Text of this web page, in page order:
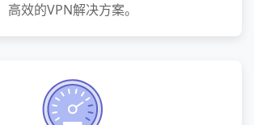
高效的VPN解决方案。